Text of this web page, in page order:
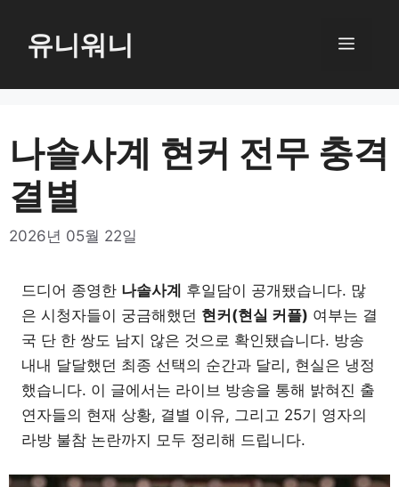
로
너
뛰
기
유니워니 메
나솔사계 현커 전무 충격
결별
2026년 05월 22일
드디어 종영한 나솔사계 후일담이 공개됐습니다. 많
은 시청자들이 궁금해했던 현커(현실 커플) 여부는 결
국 단 한 쌍도 남지 않은 것으로 확인됐습니다. 방송
내내 달달했던 최종 선택의 순간과 달리, 현실은 냉정
했습니다. 이 글에서는 라이브 방송을 통해 밝혀진 출
연자들의 현재 상황, 결별 이유, 그리고 25기 영자의
라방 불참 논란까지 모두 정리해 드립니다.